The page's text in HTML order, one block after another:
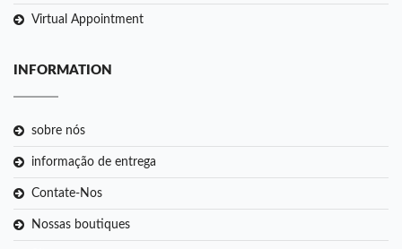
Virtual Appointment
INFORMATION
sobre nós
informação de entrega
Contate-Nos
Nossas boutiques